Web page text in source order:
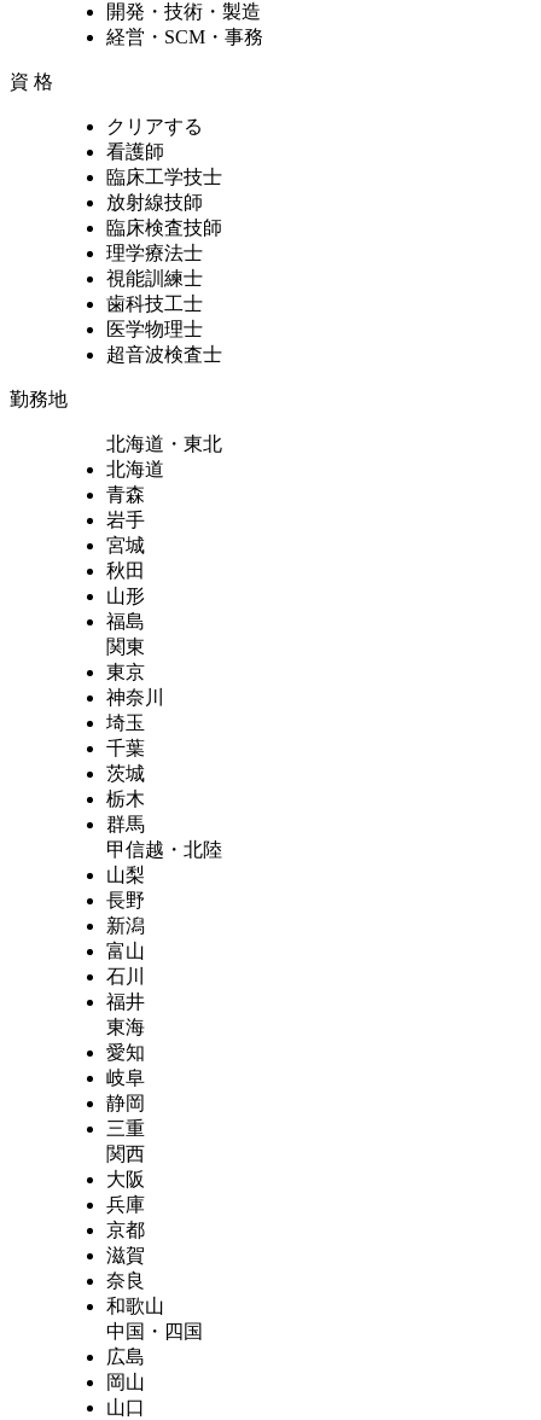
開発・技術・製造
経営・SCM・事務
資 格
クリアする
看護師
臨床工学技士
放射線技師
臨床検査技師
理学療法士
視能訓練士
歯科技工士
医学物理士
超音波検査士
勤務地
北海道・東北
北海道
青森
岩手
宮城
秋田
山形
福島
関東
東京
神奈川
埼玉
千葉
茨城
栃木
群馬
甲信越・北陸
山梨
長野
新潟
富山
石川
福井
東海
愛知
岐阜
静岡
三重
関西
大阪
兵庫
京都
滋賀
奈良
和歌山
中国・四国
広島
岡山
山口